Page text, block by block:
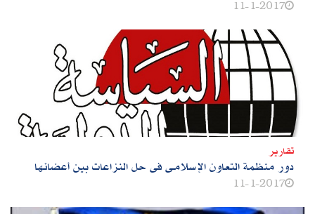
11-1-2017
تقارير
دور منظمة التعاون الإسلامـى فى حل النزاعات بين أعضائها
11-1-2017